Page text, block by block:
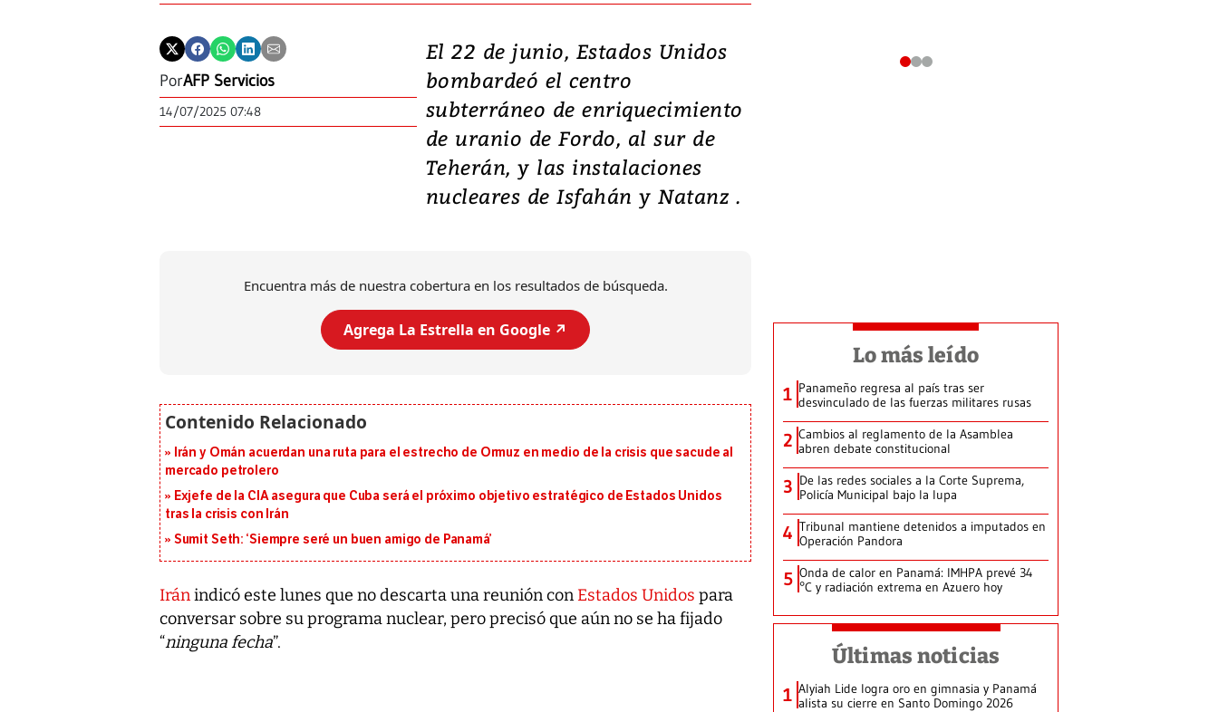
PorAFP Servicios
14/07/2025 07:48
El 22 de junio, Estados Unidos
bombardeó el centro
subterráneo de enriquecimiento
de uranio de Fordo, al sur de
Teherán, y las instalaciones
nucleares de Isfahán y Natanz .
Encuentra más de nuestra cobertura en los resultados de búsqueda.
Agrega La Estrella en Google ↗️
Irán y Omán acuerdan una ruta para el estrecho de Ormuz en medio de la crisis que sacude al
mercado petrolero
Exjefe de la CIA asegura que Cuba será el próximo objetivo estratégico de Estados Unidos
tras la crisis con Irán
Sumit Seth: ‘Siempre seré un buen amigo de Panamá’
Iránindicó este lunes que no descarta una reunión conEstados Unidos para
conversar sobre su programa nuclear, pero precisó que aún no se ha fijado
“ninguna fecha”.
Lo más leído
1 Panameño regresa al país tras ser
desvinculado de las fuerzas militares rusas
2 Cambios al reglamento de la Asamblea
abren debate constitucional
3 De las redes sociales a la Corte Suprema,
Policía Municipal bajo la lupa
4 Tribunal mantiene detenidos a imputados en
Operación Pandora
5 Onda de calor en Panamá: IMHPA prevé 34
°C y radiación extrema en Azuero hoy
Últimas noticias
1 Alyiah Lide logra oro en gimnasia y Panamá
alista su cierre en Santo Domingo 2026